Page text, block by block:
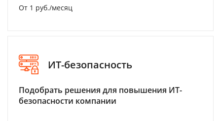
От 1 руб./месяц
ИТ-безопасность
Подобрать решения для повышения ИТ-
безопасности компании